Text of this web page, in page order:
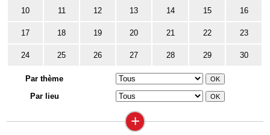
10 11 12 13 14 15 16
17 18 19 20 21 22 23
24 25 26 27 28 29 30
Par thème
Par lieu
+